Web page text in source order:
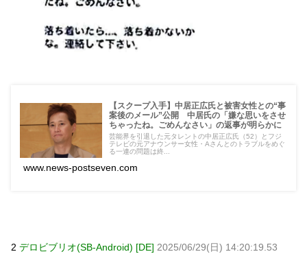
【スクープ入手】中居正広氏と被害女性との“事
案後のメール”公開 中居氏の「嫌な思いをさせ
ちゃったね。ごめんなさい」の返事が明らかに
芸能界を引退した元タレントの中居正広氏（52）とフジ
テレビの元アナウンサー女性・Aさんとのトラブルをめぐ
る一連の問題は終...
www.news-postseven.com
2 デロビブリオ(SB-Android) [DE] 2025/06/29(日) 14:20:19.53